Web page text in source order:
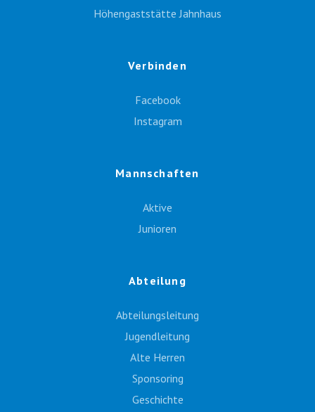
Höhengaststätte Jahnhaus
Verbinden
Facebook
Instagram
Mannschaften
Aktive
Junioren
Abteilung
Abteilungsleitung
Jugendleitung
Alte Herren
Sponsoring
Geschichte